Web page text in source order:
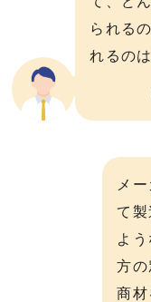
られる
れるの
メ
て
よ
方
商